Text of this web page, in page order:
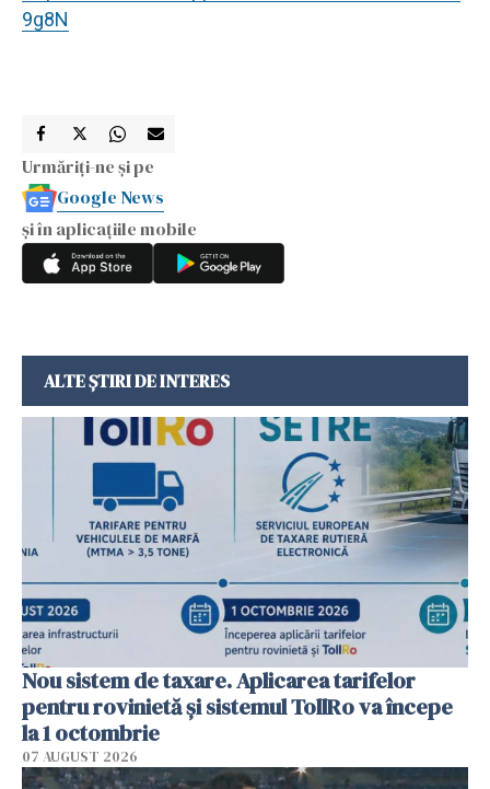
9g8N
Urmăriți-ne și pe
Google News
și în aplicațiile mobile
ALTE ȘTIRI DE INTERES
Nou sistem de taxare. Aplicarea tarifelor
pentru rovinietă şi sistemul TollRo va începe
la 1 octombrie
07 AUGUST 2026